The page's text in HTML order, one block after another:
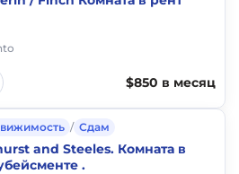
$850 в месяц
/ Сдам
and Steeles. Комната в
.